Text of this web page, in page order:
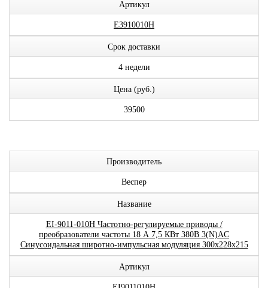
Артикул
E3910010H
Срок доставки
4 недели
Цена (руб.)
39500
Производитель
Веспер
Название
EI-9011-010H Частотно-регулируемые приводы /
преобразователи частоты 18 А 7,5 КВт 380В 3(N)AC
Синусоидальная широтно-импульсная модуляция 300x228x215
Артикул